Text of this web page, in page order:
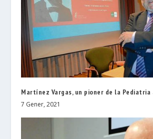
Martínez Vargas, un pioner de la Pediatria
7 Gener, 2021